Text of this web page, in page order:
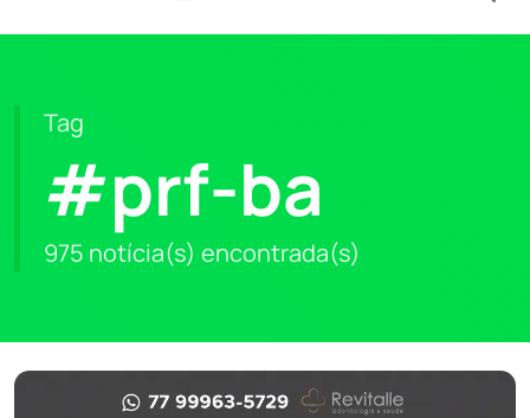
Tag
#prf-ba
975 notícia(s) encontrada(s)